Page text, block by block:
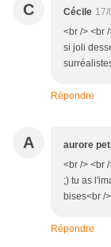
C Cécile
<br /> <br
si joli
Répondre
A aurore
<br /> <br
;) tu as
bises<br /
Répondre